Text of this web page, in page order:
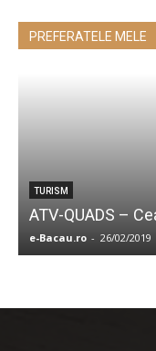
PREFERATELE MELE
TURISM
ATV-QUADS –
e-Bacau.ro - 26/02/2019